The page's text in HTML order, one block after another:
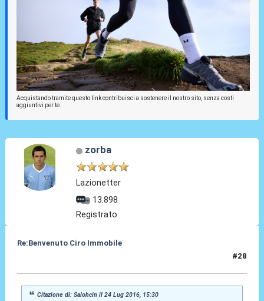
Acquistando tramite questo link contribuisci a sostenere il nostro sito, senza costi
aggiuntivi per te.
zorba
Lazionetter
13.898
Registrato
Re:Benvenuto Ciro Immobile
#28
Citazione di: Salohcin il 24 Lug 2016, 15:30